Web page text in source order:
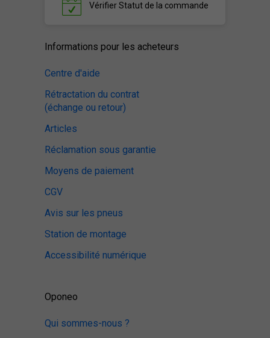
VérifierStatut de la commande
Informations pour les acheteurs
Centre d'aide
Rétractation du contrat
(échange ou retour)
Articles
Réclamation sous garantie
Moyens de paiement
CGV
Avis sur les pneus
Station de montage
Accessibilité numérique
Oponeo
Qui sommes-nous ?